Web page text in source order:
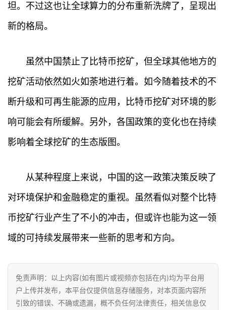
首
行
快
讯
坦。不过这也让全球算力的分布重新洗牌了，呈现出
新的格局。
虽然中国禁止了比特币挖矿，但全球其他地方的
挖矿活动依然如火如荼地进行着。如今随着技术的不
断升级和可再生能源的应用，比特币挖矿对环境的影
响可能会有所缓解。另外，各国政策的变化也在持续
影响着全球挖矿的生态版图。
从某种程度上来说，中国的这一政策决策反映了
对环境保护和金融稳定的重视。虽然看似对整个比特
币挖矿行业产生了不小的冲击，但或许也能为这一领
域的可持续发展带来一些新的思考和方向。
免责声明：以上内容(如有图片或视频亦包括在内)均为平台用
户上传并发布，本平台仅提供信息存储服务，对本页面内容所
引致的错误、不确或遗漏，概不负任何法律责任，相关信息仅